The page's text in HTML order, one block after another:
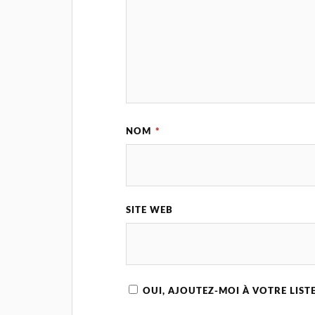
NOM *
SITE WEB
OUI, AJOUTEZ-MOI À VOTRE